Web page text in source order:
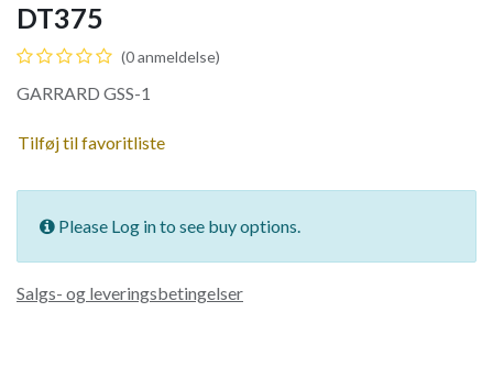
DT375
(0 anmeldelse)
GARRARD GSS-1
Tilføj til favoritliste
Please Log in to see buy options.
Salgs- og leveringsbetingelser